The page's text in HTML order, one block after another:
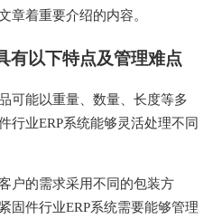
章着重要介绍的内容。
有以下特点及管理难点
可能以重量、数量、长度等多
行业ERP系统能够灵活处理不同
户的需求采用不同的包装方
固件行业ERP系统需要能够管理